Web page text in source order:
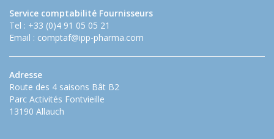
Service comptabilité Fournisseurs
Tel : +33 (0)4 91 05 05 21
Email : comptaf@ipp-pharma.com
Adresse
Route des 4 saisons Bât B2
Parc Activités Fontvieille
13190 Allauch